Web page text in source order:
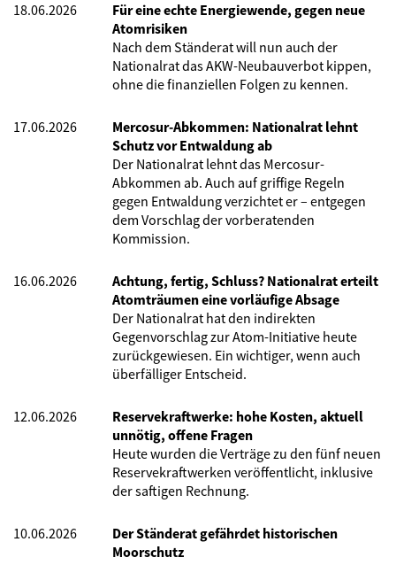
18.06.2026
Für eine echte Energiewende, gegen neue
Atomrisiken
Nach dem Ständerat will nun auch der
Nationalrat das AKW-Neubauverbot kippen,
ohne die finanziellen Folgen zu kennen.
17.06.2026
Mercosur-Abkommen: Nationalrat lehnt
Schutz vor Entwaldung ab
Der Nationalrat lehnt das Mercosur-
Abkommen ab. Auch auf griffige Regeln
gegen Entwaldung verzichtet er – entgegen
dem Vorschlag der vorberatenden
Kommission.
16.06.2026
Achtung, fertig, Schluss? Nationalrat erteilt
Atomträumen eine vorläufige Absage
Der Nationalrat hat den indirekten
Gegenvorschlag zur Atom-Initiative heute
zurückgewiesen. Ein wichtiger, wenn auch
überfälliger Entscheid.
12.06.2026
Reservekraftwerke: hohe Kosten, aktuell
unnötig, offene Fragen
Heute wurden die Verträge zu den fünf neuen
Reservekraftwerken veröffentlicht, inklusive
der saftigen Rechnung.
10.06.2026
Der Ständerat gefährdet historischen
Moorschutz